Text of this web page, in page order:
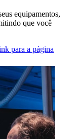
equipamentos,
que você
para a página